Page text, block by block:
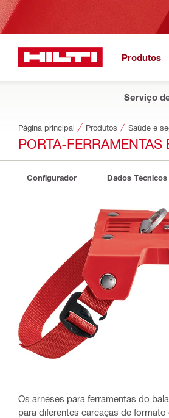
Produtos
Serviço
Página principal Produtos Saúde e
PORTA-
Configurador Dados Técnicos
Os arneses para ferramentas do
para diferentes carcaças de